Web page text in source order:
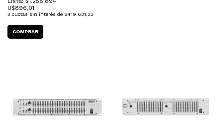
U$896,01
3 cuotas sin interés de $419.631,33